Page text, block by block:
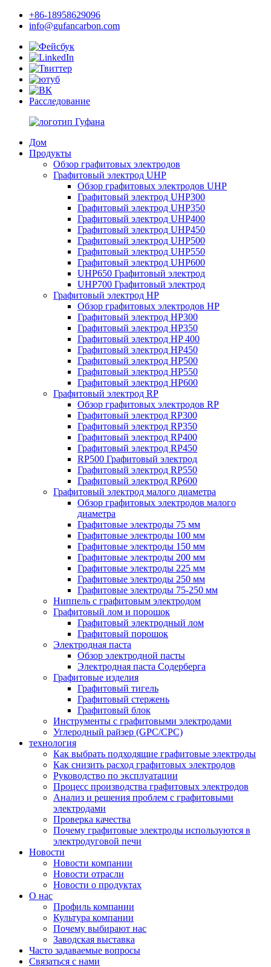
+86-18958629096
info@gufancarbon.com
Расследование
Дом
Продукты
Обзор графитовых электродов
Графитовый электрод UHP
Обзор графитовых электродов UHP
Графитовый электрод UHP300
Графитовый электрод UHP350
Графитовый электрод UHP400
Графитовый электрод UHP450
Графитовый электрод UHP500
Графитовый электрод UHP550
Графитовый электрод UHP600
UHP650 Графитовый электрод
UHP700 Графитовый электрод
Графитовый электрод HP
Обзор графитовых электродов HP
Графитовый электрод HP300
Графитовый электрод HP350
Графитовый электрод HP 400
Графитовый электрод HP450
Графитовый электрод HP500
Графитовый электрод HP550
Графитовый электрод HP600
Графитовый электрод RP
Обзор графитовых электродов RP
Графитовый электрод RP300
Графитовый электрод RP350
Графитовый электрод RP400
Графитовый электрод RP450
RP500 Графитовый электрод
Графитовый электрод RP550
Графитовый электрод RP600
Графитовый электрод малого диаметра
Обзор графитовых электродов малого
диаметра
Графитовые электроды 75 мм
Графитовые электроды 100 мм
Графитовые электроды 150 мм
Графитовые электроды 200 мм
Графитовые электроды 225 мм
Графитовые электроды 250 мм
Графитовые электроды 75-250 мм
Ниппель с графитовым электродом
Графитовый лом и порошок
Графитовый электродный лом
Графитовый порошок
Электродная паста
Обзор электродной пасты
Электродная паста Содерберга
Графитовые изделия
Графитовый тигель
Графитовый стержень
Графитовый блок
Инструменты с графитовыми электродами
Углеродный райзер (GPC/CPC)
технология
Как выбрать подходящие графитовые электроды
Как снизить расход графитовых электродов
Руководство по эксплуатации
Процесс производства графитовых электродов
Анализ и решения проблем с графитовыми
электродами
Проверка качества
Почему графитовые электроды используются в
электродуговой печи
Новости
Новости компании
Новости отрасли
Новости о продуктах
О нас
Профиль компании
Культура компании
Почему выбирают нас
Заводская выставка
Часто задаваемые вопросы
Связаться с нами